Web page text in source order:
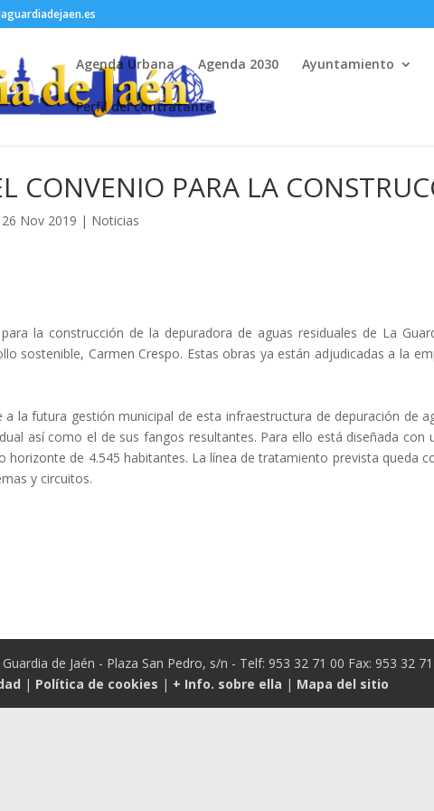
Agenda Urbana Agenda 2030 Ayuntamiento
Perfil del contratante
CONVENIO PARA LA
26 Nov 2019 | Noticias
la construcción de la depuradora de aguas residuales de La
sostenible, Carmen Crespo. Estas obras ya están adjudicadas a la
a la futura gestión municipal de esta infraestructura de depuración de
así como el de sus fangos resultantes. Para ello está diseñada
horizonte de 4.545 habitantes. La línea de tratamiento prevista queda
y circuitos.
de Jaén - Plaza San Pedro, s/n - Telf: 953 32 71 00 Fax: 953 32 71
| Política de cookies | + Info. sobre ella | Mapa del sitio